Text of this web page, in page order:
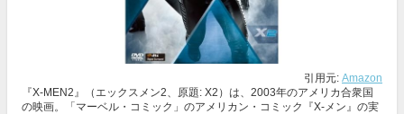
引用元: Amazon
『X-MEN2』（エックスメン2、原題: X2）は、2003年のアメリカ合衆国
の映画。「マーベル・コミック」のアメリカン・コミック『X-メン』の実